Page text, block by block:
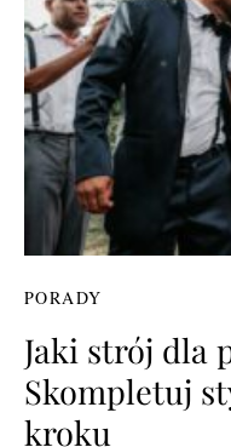
PORADY
Jaki strój dla
Skompletuj
kroku